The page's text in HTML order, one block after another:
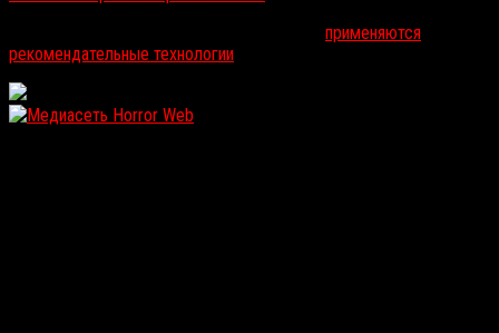
применяются
рекомендательные технологии